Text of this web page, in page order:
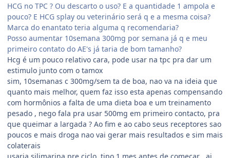
HCG no TPC ? Ou descarto o uso? E a quantidade 1 ampola e
pouco? E HCG splay ou veterinário será q e a mesma coisa?
Marca do enantato teria alguma q recomendaria?
Posso aumentar 10semana 300mg por semana já q e meu
primeiro contato do AE's já taria de bom tamanho?
Hcg é um pouco relativo cara, pode usar na tpc pra dar um
estimulo junto com o tamox
sim, 10semanas c 300mg/sem ta de boa, nao va na ideia que
quanto mais melhor, quem faz isso esta apenas compensando
com hormônios a falta de uma dieta boa e um treinamento
pesado , nego fala pra usar 500mg em primeiro contacto, pra
que queimar a largada ? Ao fim e ao cabo seus receptores sao
poucos e mais droga nao vai gerar mais resultados e sim mais
colaterais